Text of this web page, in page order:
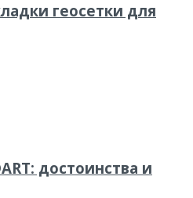
геосетки для
достоинства и